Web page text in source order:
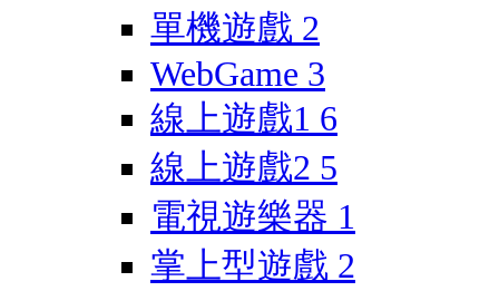
單機遊戲 2
WebGame 3
線上遊戲1 6
線上遊戲2 5
電視遊樂器 1
掌上型遊戲 2